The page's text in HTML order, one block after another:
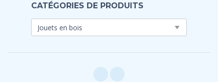
CATÉGORIES DE PRODUITS